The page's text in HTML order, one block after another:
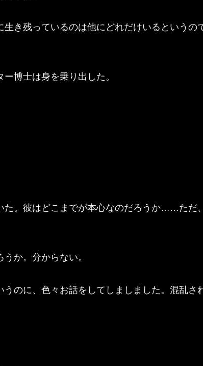
に生き残っているのは他にどれだけいると
博士は身を乗り出した。
。彼はどこまでが本心なのだろうか……ただ
か。分からない。
うのに、色々お話をしてしましました。混乱